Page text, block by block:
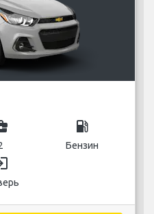
local_gas_station
Бензин